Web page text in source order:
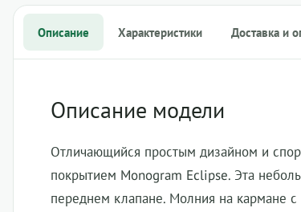
Описание Характеристики Доставка и
Описание модели
Отличающийся простым дизайном и
покрытием Monogram Eclipse. Эта
переднем клапане. Молния на кармане